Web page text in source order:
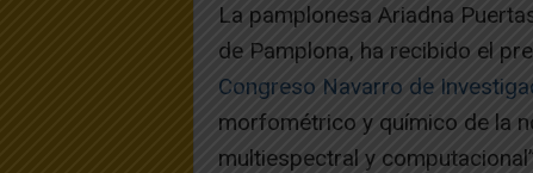
La pamplonesa Ariadna
de Pamplona, ha recibido el
Congreso Navarro de
morfométrico y químico de la
multiespectral y